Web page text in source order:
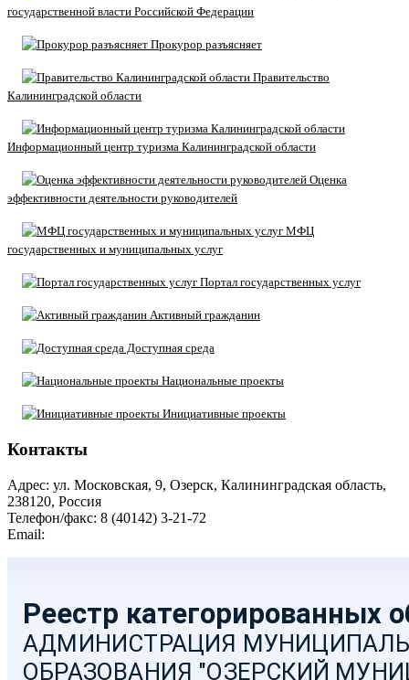
государственной власти Российской Федерации
Прокурор разъясняет
Правительство
Калининградской области
Информационный центр туризма Калининградской области
Оценка
эффективности деятельности руководителей
МФЦ
государственных и муниципальных услуг
Портал государственных услуг
Активный гражданин
Доступная среда
Национальные проекты
Инициативные проекты
Контакты
Адрес: ул. Московская, 9, Озерск, Калининградская область,
238120, Россия
Телефон/факс: 8 (40142) 3-21-72
Email: